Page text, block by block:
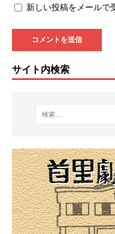
新しい投稿をメールで
サイト内検索